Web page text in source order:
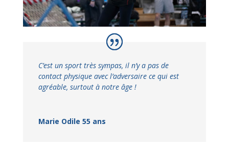
C’est un sport très sympas, il n’y a pas de
contact physique avec l’adversaire ce qui est
agréable, surtout à notre âge !
Marie Odile 55 ans